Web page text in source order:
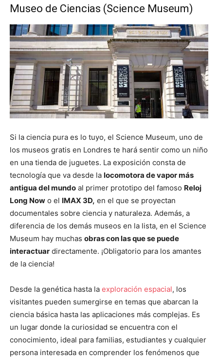
Museo de Ciencias (Science Museum)
Si la ciencia pura es lo tuyo, el Science Museum, uno de
los museos gratis en Londres te hará sentir como un niño
en una tienda de juguetes. La exposición consta de
tecnología que va desde la locomotora de vapor más
antigua del mundo al primer prototipo del famoso Reloj
Long Now o el IMAX 3D, en el que se proyectan
documentales sobre ciencia y naturaleza. Además, a
diferencia de los demás museos en la lista, en el Science
Museum hay muchas obras con las que se puede
interactuar directamente. ¡Obligatorio para los amantes
de la ciencia!
Desde la genética hasta la exploración espacial, los
visitantes pueden sumergirse en temas que abarcan la
ciencia básica hasta las aplicaciones más complejas. Es
un lugar donde la curiosidad se encuentra con el
conocimiento, ideal para familias, estudiantes y cualquier
persona interesada en comprender los fenómenos que